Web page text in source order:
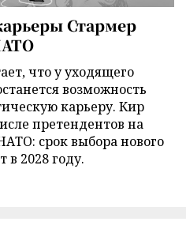
Стармер
что у уходящего
возможность
карьеру. Кир
претендентов на
срок выбора нового
в 2028 году.